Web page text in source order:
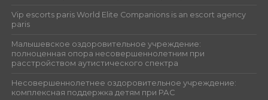
Vip escorts paris World Elite Companions is an escort agency
paris
Малышевское оздоровительное учреждение:
полноценная опора несовершеннолетним при
расстройством аутистического спектра
Несовершеннолетнее оздоровительное учреждение:
комплексная поддержка детям при РАС